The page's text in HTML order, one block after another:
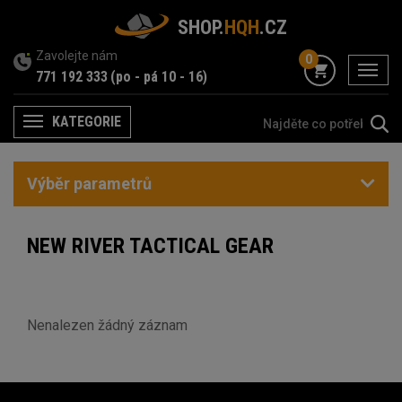
SHOP.HQH.CZ
Zavolejte nám
771 192 333 (po - pá 10 - 16) menu
0
MenuKATEGORIE
Výběr parametrů
NEW RIVER TACTICAL GEAR
Nenalezen žádný záznam